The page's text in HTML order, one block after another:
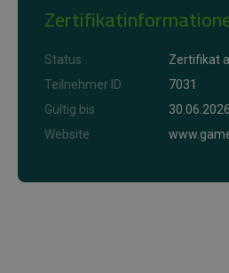
Status
Zertifikat
Teilnehmer ID
7031
Gültig bis
30.06.2026
Website